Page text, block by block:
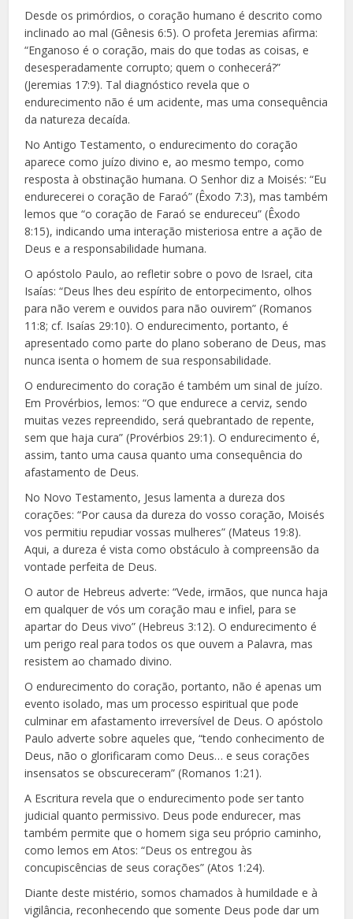
Desde os primórdios, o coração humano é descrito como
inclinado ao mal (Gênesis 6:5). O profeta Jeremias afirma:
“Enganoso é o coração, mais do que todas as coisas, e
desesperadamente corrupto; quem o conhecerá?”
(Jeremias 17:9). Tal diagnóstico revela que o
endurecimento não é um acidente, mas uma consequência
da natureza decaída.
No Antigo Testamento, o endurecimento do coração
aparece como juízo divino e, ao mesmo tempo, como
resposta à obstinação humana. O Senhor diz a Moisés: “Eu
endurecerei o coração de Faraó” (Êxodo 7:3), mas também
lemos que “o coração de Faraó se endureceu” (Êxodo
8:15), indicando uma interação misteriosa entre a ação de
Deus e a responsabilidade humana.
O apóstolo Paulo, ao refletir sobre o povo de Israel, cita
Isaías: “Deus lhes deu espírito de entorpecimento, olhos
para não verem e ouvidos para não ouvirem” (Romanos
11:8; cf. Isaías 29:10). O endurecimento, portanto, é
apresentado como parte do plano soberano de Deus, mas
nunca isenta o homem de sua responsabilidade.
O endurecimento do coração é também um sinal de juízo.
Em Provérbios, lemos: “O que endurece a cerviz, sendo
muitas vezes repreendido, será quebrantado de repente,
sem que haja cura” (Provérbios 29:1). O endurecimento é,
assim, tanto uma causa quanto uma consequência do
afastamento de Deus.
No Novo Testamento, Jesus lamenta a dureza dos
corações: “Por causa da dureza do vosso coração, Moisés
vos permitiu repudiar vossas mulheres” (Mateus 19:8).
Aqui, a dureza é vista como obstáculo à compreensão da
vontade perfeita de Deus.
O autor de Hebreus adverte: “Vede, irmãos, que nunca haja
em qualquer de vós um coração mau e infiel, para se
apartar do Deus vivo” (Hebreus 3:12). O endurecimento é
um perigo real para todos os que ouvem a Palavra, mas
resistem ao chamado divino.
O endurecimento do coração, portanto, não é apenas um
evento isolado, mas um processo espiritual que pode
culminar em afastamento irreversível de Deus. O apóstolo
Paulo adverte sobre aqueles que, “tendo conhecimento de
Deus, não o glorificaram como Deus… e seus corações
insensatos se obscureceram” (Romanos 1:21).
A Escritura revela que o endurecimento pode ser tanto
judicial quanto permissivo. Deus pode endurecer, mas
também permite que o homem siga seu próprio caminho,
como lemos em Atos: “Deus os entregou às
concupiscências de seus corações” (Atos 1:24).
Diante deste mistério, somos chamados à humildade e à
vigilância, reconhecendo que somente Deus pode dar um